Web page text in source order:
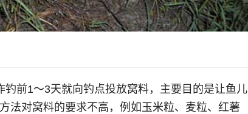
钓前1～3天就向钓点投放窝料，主要目的是让鱼儿
法对窝料的要求不高，例如玉米粒、麦粒、红薯